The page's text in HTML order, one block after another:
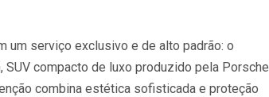
um serviço exclusivo e de alto padrão: o
compacto de luxo produzido pela Porsche
combina estética sofisticada e proteção